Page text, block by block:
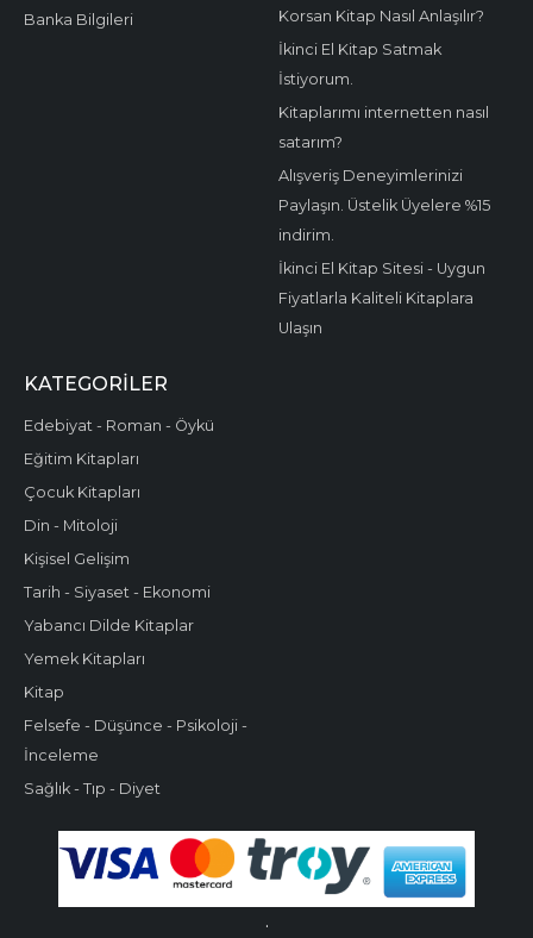
Banka Bilgileri
Korsan Kitap Nasıl Anlaşılır?
İkinci El Kitap Satmak
İstiyorum.
Kitaplarımı internetten nasıl
satarım?
Alışveriş Deneyimlerinizi
Paylaşın. Üstelik Üyelere %15
indirim.
İkinci El Kitap Sitesi - Uygun
Fiyatlarla Kaliteli Kitaplara
Ulaşın
KATEGORILER
Edebiyat - Roman - Öykü
Eğitim Kitapları
Çocuk Kitapları
Din - Mitoloji
Kişisel Gelişim
Tarih - Siyaset - Ekonomi
Yabancı Dilde Kitaplar
Yemek Kitapları
Kitap
Felsefe - Düşünce - Psikoloji -
İnceleme
Sağlık - Tıp - Diyet
.